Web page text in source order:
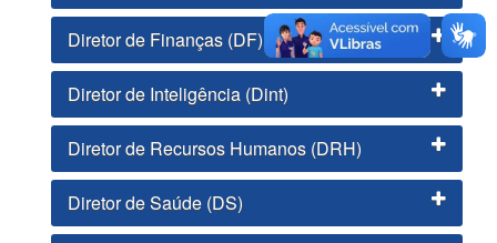
Diretor de Finanças (DF)
Diretor de Inteligência (Dint)
Diretor de Recursos Humanos (DRH)
Diretor de Saúde (DS)